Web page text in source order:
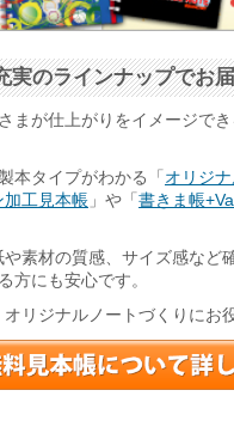
実のラインナップでお
まが仕上がりをイメージで
本タイプがわかる「 オリジ
加工見本帳 」や「 書きま帳
素材の質感、サイズ感など
方にも安心です。
リジナルノートづくりにお